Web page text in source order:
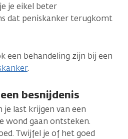
je eikel beter
dat peniskanker terugkomt
een behandeling zijn bij een
.
besnijdenis
je last krijgen van een
wond gaan ontsteken.
Twijfel je of het goed